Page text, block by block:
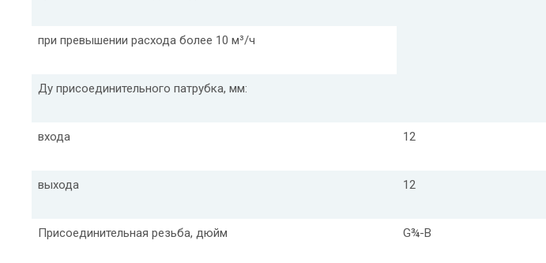
при превышении расхода более 10 м³/ч
Ду присоединительного патрубка, мм:
входа 12
выхода 12
Присоединительная резьба, дюйм G¾-B